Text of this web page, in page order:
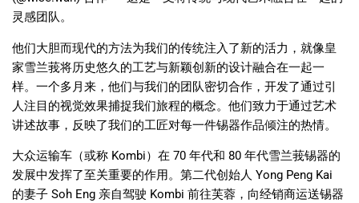
灵感团队。
他们大胆而现代的方法为我们的传统注入了新的活力，就像皇
家雪兰莪将历史悠久的工艺与新颖创新的设计融合在一起一
样。一个多月来，他们与我们的团队密切合作，开发了通过引
人注目的视觉效果捕捉我们旅程的概念。他们致力于通过艺术
讲述故事，反映了我们的工匠对每一件锡器作品倾注的热情。
大众运输车（或称 Kombi）在 70 年代和 80 年代雪兰莪锡器的
发展中发挥了至关重要的作用。第二代创始人 Yong Peng Kai
的妻子 Soh Eng 亲自驾驶 Kombi 前往芙蓉，向经销商运送锡器